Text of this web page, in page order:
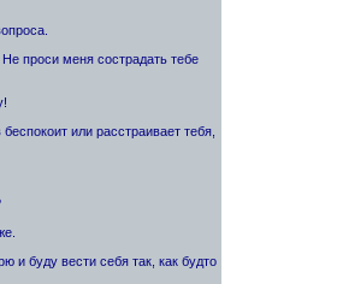
проси меня сострадать тебе
или расстраивает тебя,
и буду вести себя так, как будто